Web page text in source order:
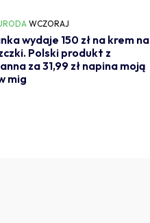
WCZORAJ
wydaje 150 zł na krem na
Polski produkt z
za 31,99 zł napina moją
mig